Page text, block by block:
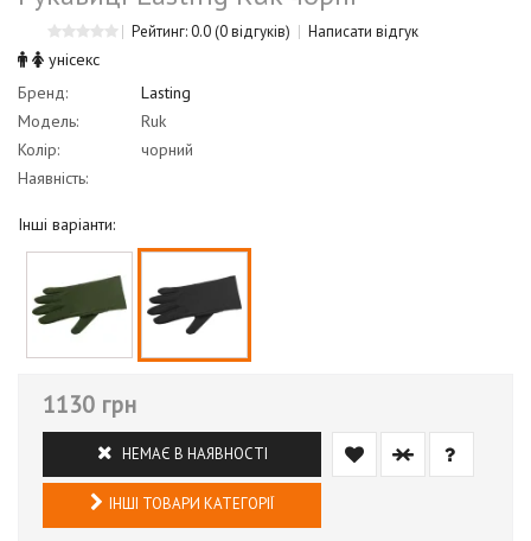
Рейтинг: 0.0(0 відгуків) Написати відгук
унісекс
Бренд:
Lasting
Модель:
Ruk
Колір:
чорний
Наявність:
Інші варіанти:
1130 грн
НЕМАЄ В НАЯВНОСТІ
ІНШІ ТОВАРИ КАТЕГОРІЇ